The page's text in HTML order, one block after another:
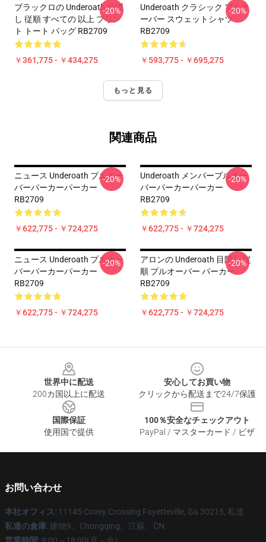
ブラックロの Underoath 目隠
し 従順 すべての 以上 プリン
ト トート バッグ RB2709
￥361,775 - ￥434,275
-20%
Underoath クラシック プルオ
ーバー スウェットシャツ
RB2709
￥593,775 - ￥695,275
-20%
もっと見る
関連商品
ニュース Underoath プルオー
バーパーカーパーカー
RB2709
￥622,775 - ￥724,275
-20%
Underoath メンバープルオー
バーパーカーパーカー
RB2709
￥622,775 - ￥724,275
-20%
ニュース Underoath プルオー
バーパーカーパーカー
RB2709
￥622,775 - ￥724,275
-20%
アロンの Underoath 目隠し 従
順 プルオーバー パーカー
RB2709
￥622,775 - ￥724,275
-20%
世界中に配送
200カ国以上に配送
安心してお買い物
クリックから配送まで24/7保護
国際保証
使用国で提供
100％安全なチェックアウト
PayPal / マスターカード / ビザ
お問い合わせ
本社オフィス: 11145 Covey Crossing Fayetteville, Ga 30215, 私達
私達の倉庫: 建物9、Chongqing、江蘇、CN